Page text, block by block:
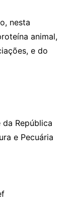
nesta
animal,
e do
da República
e Pecuária